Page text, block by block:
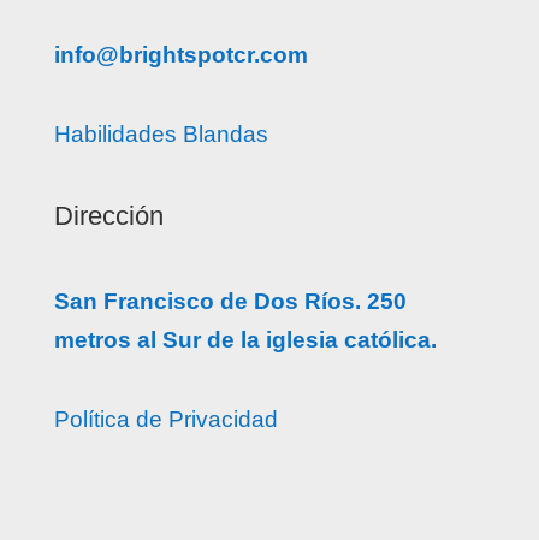
info@brightspotcr.com
Habilidades Blandas
Dirección
San Francisco de Dos Ríos. 250
metros al Sur de la iglesia católica.
Política de Privacidad